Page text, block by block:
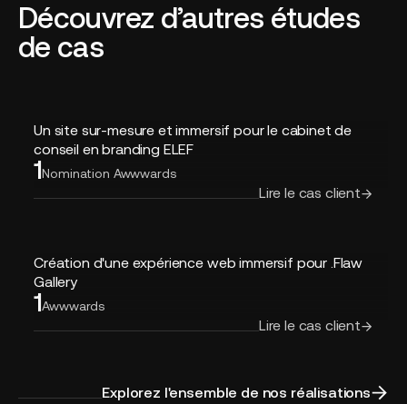
Découvrez d’autres études
de cas
Un site sur-mesure et immersif pour le cabinet de
conseil en branding ELEF
1Nomination Awwwards
Lire le cas client
Un
site
sur-
le
cabinet
de
Création d'une expérience web immersif pour .Flaw
Gallery
1Awwwards
Lire le cas client
Création
d'une
expérience
Gallery
Explorez l'ensemble de nos réalisations